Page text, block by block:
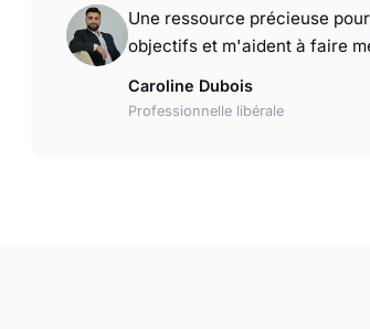
Une ressource précieuse
objectifs et m'aident à faire
Caroline Dubois
Professionnelle libérale